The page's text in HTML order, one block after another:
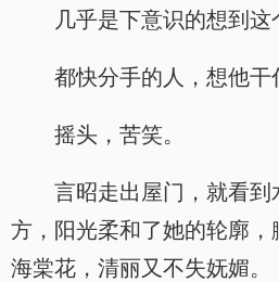
几乎是下意识的想到这
都快分手的人，想他干
摇头，苦笑。
言昭走出屋门，就看
方，阳光柔和了她的轮廓
海棠花，清丽又不失妩媚。